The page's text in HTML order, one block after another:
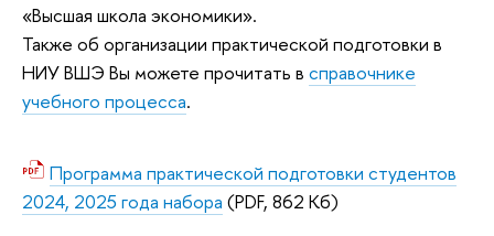
«Высшая школа экономики».
Также об организации практической подготовки в
НИУ ВШЭ Вы можете прочитать в справочнике
учебного процесса.
Программа практической подготовки студентов
2024, 2025 года набора (PDF, 862 Кб)